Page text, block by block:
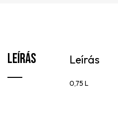
Leírás Leírás
0,75 L